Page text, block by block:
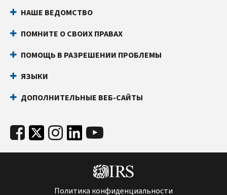
НАШЕ ВЕДОМСТВО
ПОМНИТЕ О СВОИХ ПРАВАХ
ПОМОЩЬ В РАЗРЕШЕНИИ ПРОБЛЕМЫ
ЯЗЫКИ
ДОПОЛНИТЕЛЬНЫЕ ВЕБ-САЙТЫ
Политика конфиденциальности